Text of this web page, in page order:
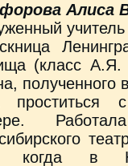
Алиса
(класс А.Я.
проститься
когда в